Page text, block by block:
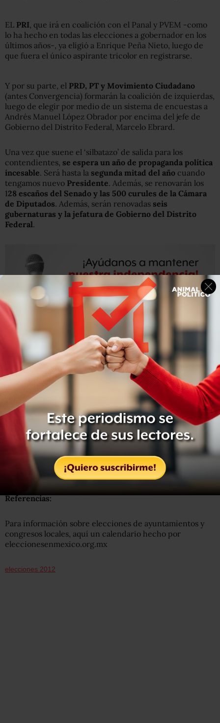
EL PRI, que irá en coalición con el Panal y PVEM -como
lo ha hecho en todas las elecciones a gobernador en los
últimos años-, ya eligió a Enrique Peña Nieto, luego de
que fuera el único aspirante tricolor en registrarse.
Y por su parte, el PRD, PT y Movimiento Ciudadano
(antes Convergencia) formarán la coalición de izquierdas,
luego de elegir por medio de un sistema de encuestas a
Andrés Manuel López Obrador por encima del jefe de
Gobierno del Distrito Federal, Marcelo Ebrard.
Una vez que suene el ‘silbatazo’ de salida para los
contendientes, se espera un año de propaganda política
incesable. Será hasta la segunda mitad del año cuando
tengamos nuevo Presidente. Además, se renovarán los
128 escaños del Senado y las 500 curules de la Cámara
de Diputados. Además, serán renovadas seis
gubernaturas y la jefatura de Gobierno del Distrito
Federal.
¿Qué fechas hay que tener en cuenta para el proceso
electoral del año que entra?Animal Políticoresumeel
calendario de todo el procesoofrecido por el Instituto
Federal Electoral (IFE) y el Tribunal Electoral del Poder
Judicial de la Federación (TEPJF) para que no te pierdas
durante los días que durará la contienda electoral 2012
que –no está de más decirlo—se extiende hasta 2013.
Referencias:
Para información sobre elecciones de ayuntamientos y
congresos locales, aquí un calendario hecho por
eleccionesenmexico.org.mx
elecciones 2012